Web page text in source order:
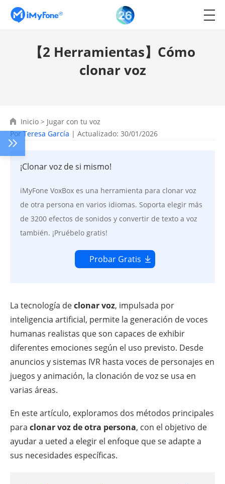
【2 Herramientas】Cómo
clonar voz
Inicio > Jugar con tu voz
PorTeresa García | Actualizado: 30/01/2026
¡Clonar voz de si mismo!
iMyFone VoxBox es una herramienta para clonar voz
de otra persona en varios idiomas. Soporta elegir más
de 3200 efectos de sonidos y convertir de texto a voz
también. ¡Pruébelo gratis!
Probar Gratis
La tecnología declonar voz, impulsada por
inteligencia artificial, permite la generación de voces
humanas realistas que son capaces de exhibir
diferentes emociones según el uso previsto. Desde
anuncios y sistemas IVR hasta voces de personajes en
juegos y animación, la clonación de voz se usa en
varias áreas.
En este artículo, exploramos dos métodos principales
para clonar voz de otra persona, con el objetivo de
ayudar a ueted a elegir el enfoque que se adapte a
sus necesidades específicas.